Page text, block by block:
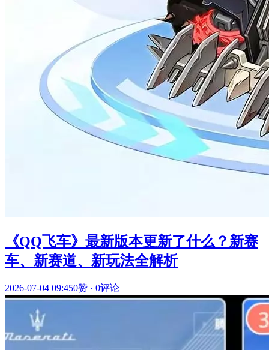
《QQ飞车》最新版本更新了什么？新赛
车、新赛道、新玩法全解析
2026-07-04 09:450赞 · 0评论